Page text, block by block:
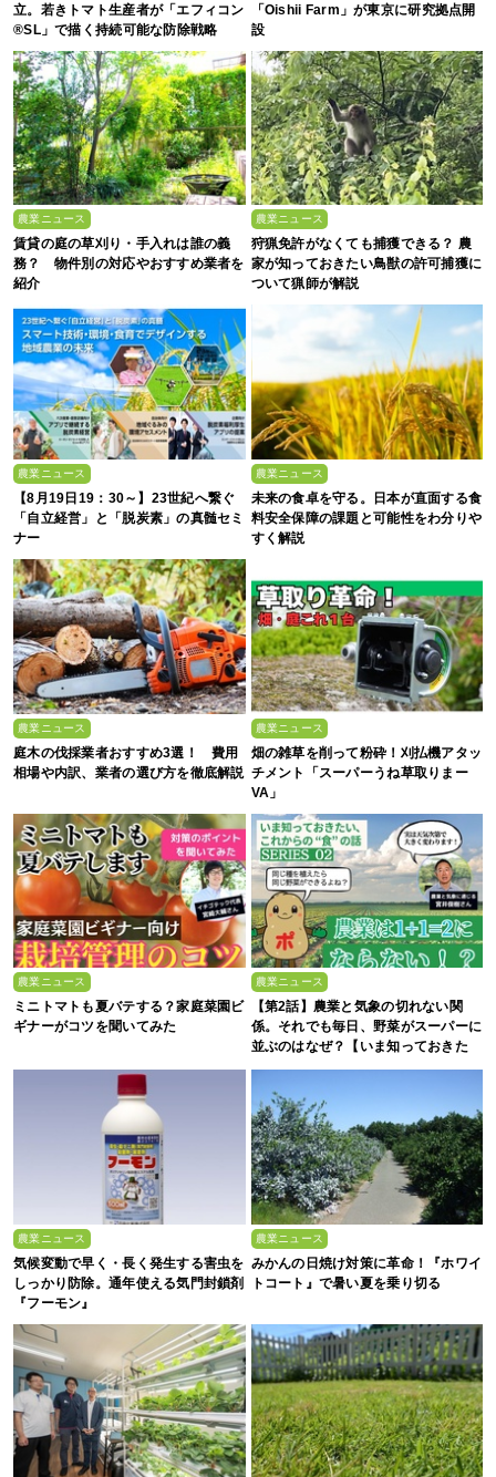
立。若きトマト生産者が「エフィコン
®SL」で描く持続可能な防除戦略
「Oishii Farm」が東京に研究拠点開
設
農業ニュース
賃貸の庭の草刈り・手入れは誰の義
務？ 物件別の対応やおすすめ業者を
紹介
農業ニュース
狩猟免許がなくても捕獲できる？ 農
家が知っておきたい鳥獣の許可捕獲に
ついて猟師が解説
農業ニュース
【8月19日19：30～】23世紀へ繋ぐ
「自立経営」と「脱炭素」の真髄セミ
ナー
農業ニュース
未来の食卓を守る。日本が直面する食
料安全保障の課題と可能性をわ分りや
すく解説
農業ニュース
庭木の伐採業者おすすめ3選！ 費用
相場や内訳、業者の選び方を徹底解説
農業ニュース
畑の雑草を削って粉砕！刈払機アタッ
チメント「スーパーうね草取りまー
VA」
農業ニュース
ミニトマトも夏バテする？家庭菜園ビ
ギナーがコツを聞いてみた
農業ニュース
【第2話】農業と気象の切れない関
係。それでも毎日、野菜がスーパーに
並ぶのはなぜ？【いま知っておきた
い、これからの”食”の話】
農業ニュース
気候変動で早く・長く発生する害虫を
しっかり防除。通年使える気門封鎖剤
『フーモン』
農業ニュース
みかんの日焼け対策に革命！『ホワイ
トコート』で暑い夏を乗り切る